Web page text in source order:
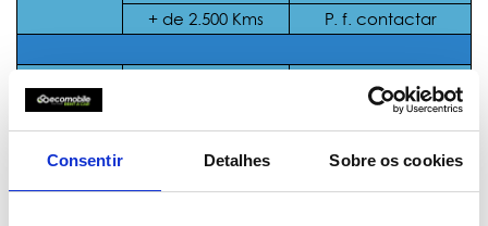
Consentir Detalhes Sobre os cookies
+ de 2.500 Kms
P. f. contactar
12 MESES
457,57€/mês
+ de 2.500 Kms
P. f. contactar